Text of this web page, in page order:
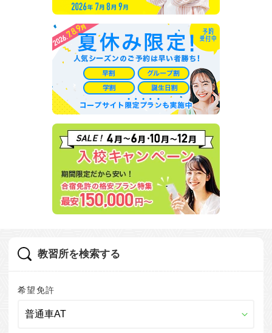
教習所を検索する
希望免許